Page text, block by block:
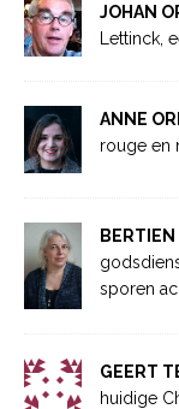
JOHAN
Lettinck,
ANNE
rouge en
sporen
GEERT
huidige